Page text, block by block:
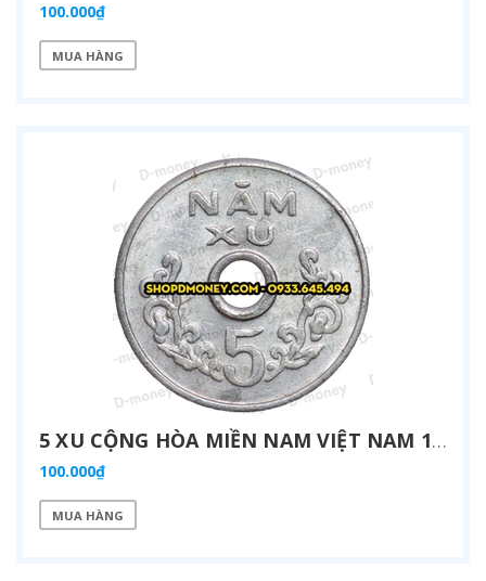
100.000₫
MUA HÀNG
5 XU CỘNG HÒA MIỀN NAM VIỆT NAM 1975
100.000₫
MUA HÀNG